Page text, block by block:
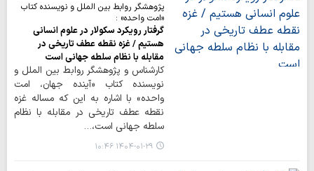
پژوهشگر روابط بین الملل و نویسنده کتاب
«امت واحده» :
گرفتار رویکرد سکولار در علوم انسانی
هستیم / غزه نقطه عطف تاریخی در
مقابله با نظام سلطه جهانی است
کارشناس و پژوهشگر روابط بین الملل و
نویسنده کتاب «آینده جهان، امت
واحده» با اشاره به این که مساله غزه
نقطه عطف تاریخی در مقابله با نظام
سلطه جهانی است،…
۱۴۰۴-۰۱-۲۹ ۱۰:۴۶